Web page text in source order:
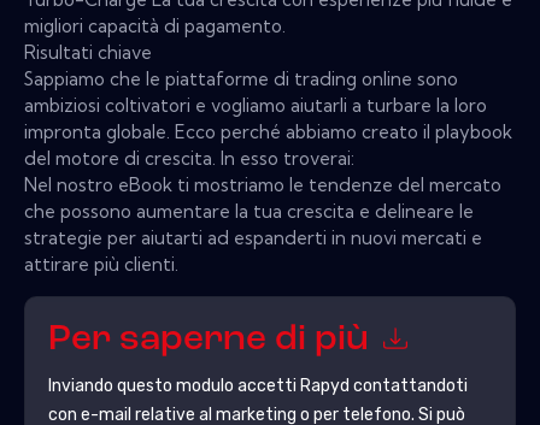
migliori capacità di pagamento.
Risultati chiave
Sappiamo che le piattaforme di trading online sono
ambiziosi coltivatori e vogliamo aiutarli a turbare la loro
impronta globale. Ecco perché abbiamo creato il playbook
del motore di crescita. In esso troverai:
Nel nostro eBook ti mostriamo le tendenze del mercato
che possono aumentare la tua crescita e delineare le
strategie per aiutarti ad espanderti in nuovi mercati e
attirare più clienti.
Per saperne di più
Inviando questo modulo accetti Rapyd contattandoti
con e-mail relative al marketing o per telefono. Si può